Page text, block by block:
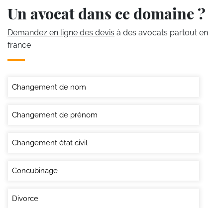
Un avocat dans ce domaine ?
Demandez en ligne des devis à des avocats partout en
france
Changement de nom
Changement de prénom
Changement état civil
Concubinage
Divorce